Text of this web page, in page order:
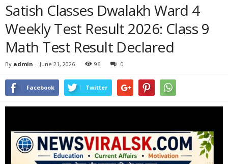
Satish Classes Dwalakh Ward 4
Weekly Test Result 2026: Class 9
Math Test Result Declared
By admin - June 21, 2026 96 0
Facebook Twitter